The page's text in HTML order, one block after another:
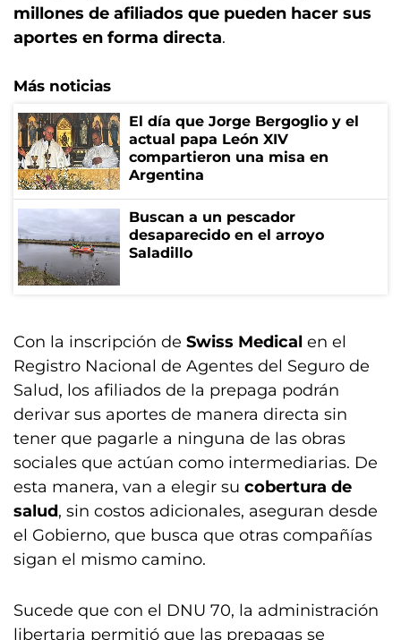
millones de afiliados que pueden hacer sus
aportes en forma directa.
Más noticias
El día que Jorge Bergoglio y el
actual papa León XIV
compartieron una misa en
Argentina
Buscan a un pescador
desaparecido en el arroyo
Saladillo
Con la inscripción de Swiss Medical en el
Registro Nacional de Agentes del Seguro de
Salud, los afiliados de la prepaga podrán
derivar sus aportes de manera directa sin
tener que pagarle a ninguna de las obras
sociales que actúan como intermediarias. De
esta manera, van a elegir su cobertura de
salud, sin costos adicionales, aseguran desde
el Gobierno, que busca que otras compañías
sigan el mismo camino.
Sucede que con el DNU 70, la administración
libertaria permitió que las prepagas se